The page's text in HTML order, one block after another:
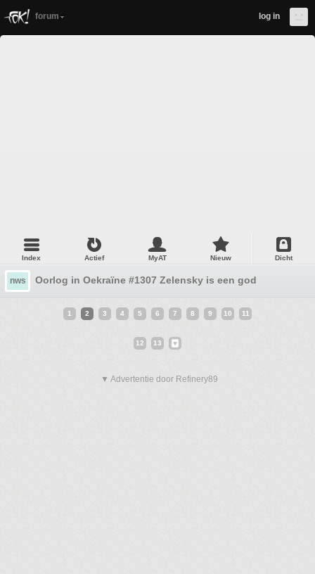
forum log in
Index Actief MyAT Nieuw Dicht
nws Oorlog in Oekraïne #1307 Zelensky is een god
1 2 3 4 5 6 7 8 9 10 11
12 13
▼ Advertentie door Refinery89